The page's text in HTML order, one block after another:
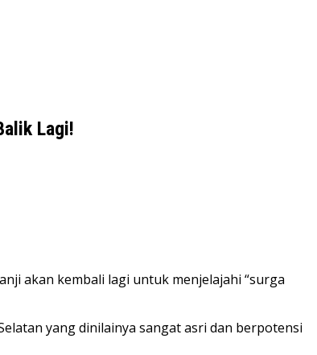
Lagi!
akan kembali lagi untuk menjelajahi “surga
yang dinilainya sangat asri dan berpotensi